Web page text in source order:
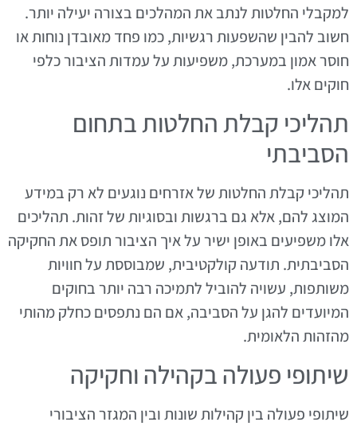
למקבלי החלטות לנתב את המהלכים בצורה יעילה יותר.
חשוב להבין שהשפעות רגשיות, כמו פחד מאובדן נוחות או
חוסר אמון במערכת, משפיעות על עמדות הציבור כלפי
חוקים אלו.
תהליכי קבלת החלטות בתחום
הסביבתי
תהליכי קבלת החלטות של אזרחים נוגעים לא רק במידע
המוצג להם, אלא גם ברגשות ובסוגיות של זהות. תהליכים
אלו משפיעים באופן ישיר על איך הציבור תופס את החקיקה
הסביבתית. תודעה קולקטיבית, שמבוססת על חוויות
משותפות, עשויה להוביל לתמיכה רבה יותר בחוקים
המיועדים להגן על הסביבה, אם הם נתפסים כחלק מהותי
מהזהות הלאומית.
שיתופי פעולה בקהילה וחקיקה
שיתופי פעולה בין קהילות שונות ובין המגזר הציבורי